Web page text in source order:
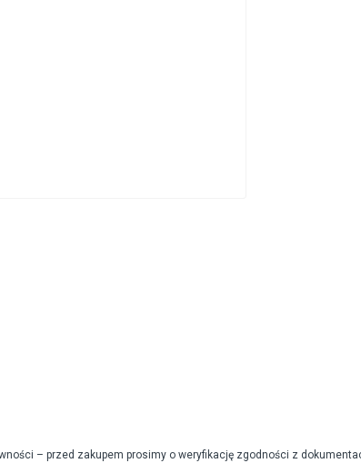
– przed zakupem prosimy o weryfikację zgodności z